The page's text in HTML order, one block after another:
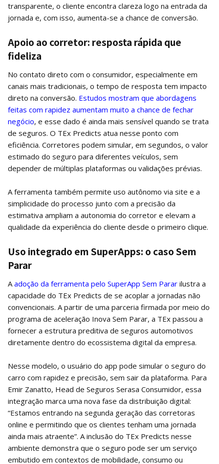
transparente, o cliente encontra clareza logo na entrada da
jornada e, com isso, aumenta-se a chance de conversão.
Apoio ao corretor: resposta rápida que
fideliza
No contato direto com o consumidor, especialmente em
canais mais tradicionais, o tempo de resposta tem impacto
direto na conversão. Estudos mostram que abordagens
feitas com rapidez aumentam muito a chance de fechar
negócio, e esse dado é ainda mais sensível quando se trata
de seguros. O TEx Predicts atua nesse ponto com
eficiência. Corretores podem simular, em segundos, o valor
estimado do seguro para diferentes veículos, sem
depender de múltiplas plataformas ou validações prévias.
A ferramenta também permite uso autônomo via site e a
simplicidade do processo junto com a precisão da
estimativa ampliam a autonomia do corretor e elevam a
qualidade da experiência do cliente desde o primeiro clique.
Uso integrado em SuperApps: o caso Sem
Parar
A adoção da ferramenta pelo SuperApp Sem Parar ilustra a
capacidade do TEx Predicts de se acoplar a jornadas não
convencionais. A partir de uma parceria firmada por meio do
programa de aceleração Inova Sem Parar, a TEx passou a
fornecer a estrutura preditiva de seguros automotivos
diretamente dentro do ecossistema digital da empresa.
Nesse modelo, o usuário do app pode simular o seguro do
carro com rapidez e precisão, sem sair da plataforma. Para
Emir Zanatto, Head de Seguros Serasa Consumidor, essa
integração marca uma nova fase da distribuição digital:
“Estamos entrando na segunda geração das corretoras
online e permitindo que os clientes tenham uma jornada
ainda mais atraente”. A inclusão do TEx Predicts nesse
ambiente demonstra que o seguro pode ser um serviço
embutido em contextos de mobilidade, consumo ou